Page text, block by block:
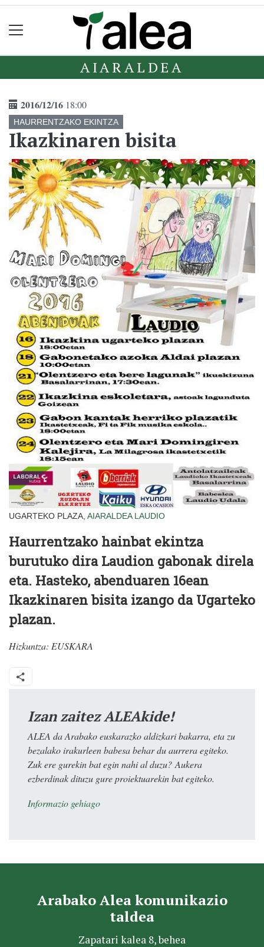
AIARALDEA
2016/12/16 18:00
HAURRENTZAKO EKINTZA
Ikazkinaren bisita
UGARTEKO PLAZA, AIARALDEA LAUDIO
Haurrentzako hainbat ekintza
burutuko dira Laudion gabonak direla
eta. Hasteko, abenduaren 16ean
Ikazkinaren bisita izango da Ugarteko
plazan.
Hizkuntza: EUSKARA
Izan zaitez ALEAkide!
ALEA da Arabako euskarazko aldizkari bakarra, eta zu
bezalako irakurleen babesa behar du aurrera egiteko.
Zuk ere gurekin bat egin nahi al duzu? Aukera
ezberdinak dituzu gure proiektuarekin bat egiteko.
Informazio gehiago
Arabako Alea komunikazio
taldea
Zapatari kalea 8, behea